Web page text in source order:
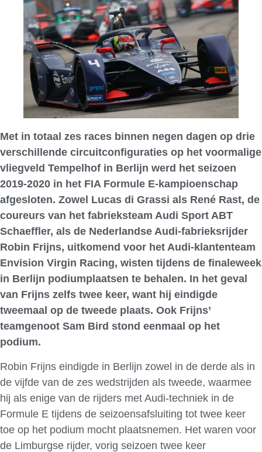
Met in totaal zes races binnen negen dagen op drie
verschillende circuitconfiguraties op het voormalige
vliegveld Tempelhof in Berlijn werd het seizoen
2019-2020 in het FIA Formule E-kampioenschap
afgesloten. Zowel Lucas di Grassi als René Rast, de
coureurs van het fabrieksteam Audi Sport ABT
Schaeffler, als de Nederlandse Audi-fabrieksrijder
Robin Frijns, uitkomend voor het Audi-klantenteam
Envision Virgin Racing, wisten tijdens de finaleweek
in Berlijn podiumplaatsen te behalen. In het geval
van Frijns zelfs twee keer, want hij eindigde
tweemaal op de tweede plaats. Ook Frijns’
teamgenoot Sam Bird stond eenmaal op het
podium.
Robin Frijns eindigde in Berlijn zowel in de derde als in
de vijfde van de zes wedstrijden als tweede, waarmee
hij als enige van de rijders met Audi-techniek in de
Formule E tijdens de seizoensafsluiting tot twee keer
toe op het podium mocht plaatsnemen. Het waren voor
de Limburgse rijder, vorig seizoen twee keer